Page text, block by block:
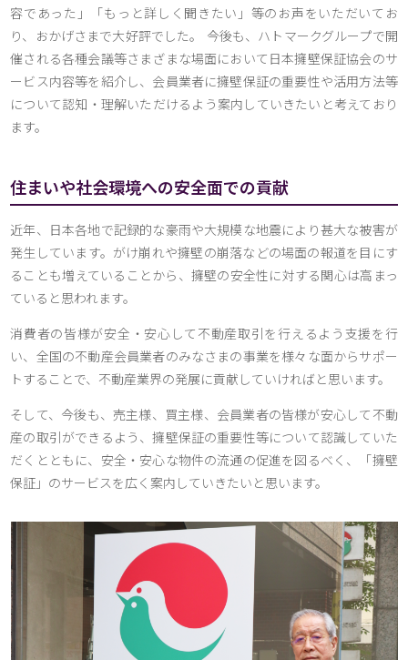
容であった」「もっと詳しく聞きたい」等のお声をいただいてお
り、おかげさまで大好評でした。 今後も、ハトマークグループで開
催される各種会議等さまざまな場面において日本擁壁保証協会のサ
ービス内容等を紹介し、会員業者に擁壁保証の重要性や活用方法等
について認知・理解いただけるよう案内していきたいと考えており
ます。
住まいや社会環境への安全面での貢献
近年、日本各地で記録的な豪雨や大規模な地震により甚大な被害が
発生しています。がけ崩れや擁壁の崩落などの場面の報道を目にす
ることも増えていることから、擁壁の安全性に対する関心は高まっ
ていると思われます。
消費者の皆様が安全・安心して不動産取引を行えるよう支援を行
い、全国の不動産会員業者のみなさまの事業を様々な面からサポー
トすることで、不動産業界の発展に貢献していければと思います。
そして、今後も、売主様、買主様、会員業者の皆様が安心して不動
産の取引ができるよう、擁壁保証の重要性等について認識していた
だくとともに、安全・安心な物件の流通の促進を図るべく、「擁壁
保証」のサービスを広く案内していきたいと思います。